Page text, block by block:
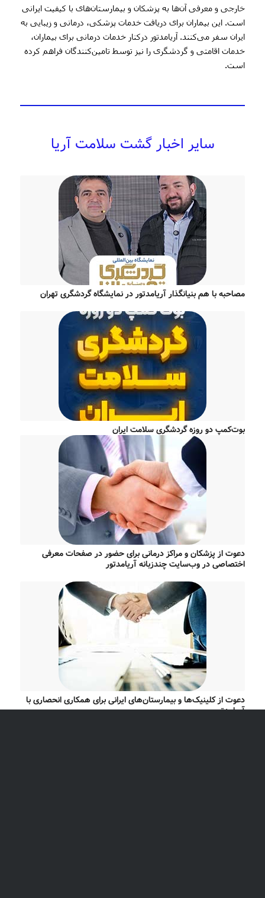
خارجی و معرفی آن‌ها به پزشکان و بیمارستان‌های با کیفیت ایرانی
است. این بیماران برای دریافت خدمات پزشکی، درمانی و زیبایی به
ایران سفر می‌کنند. آریامدتور درکنار خدمات درمانی برای بیماران،
خدمات اقامتی و گردشگری را نیز توسط تامین‌کنندگان فراهم کرده
است.
سایر اخبار گشت سلامت آریا
مصاحبه با هم بنیانگذار آریامدتور در نمایشگاه گردشگری تهران
بوت‌کمپ دو روزه گردشگری سلامت ایران
دعوت از پزشکان و مراکز درمانی برای حضور در صفحات معرفی
اختصاصی در وب‌سایت چندزبانه آریامدتور
دعوت از کلینیک‌ها و بیمارستان‌های ایرانی برای همکاری انحصاری با
آریامدتور